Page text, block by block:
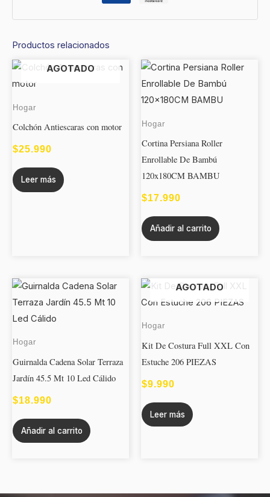
Productos relacionados
AGOTADO
Hogar
Colchón Antiescaras con motor
$25.990
Leer más
Hogar
Cortina Persiana Roller
Enrollable De Bambú
120x180CM BAMBU
$17.990
Añadir al carrito
Hogar
Guirnalda Cadena Solar Terraza
Jardín 45.5 Mt 10 Led Cálido
$18.990
Añadir al carrito
AGOTADO
Hogar
Kit De Costura Full XXL Con
Estuche 206 PIEZAS
$9.990
Leer más